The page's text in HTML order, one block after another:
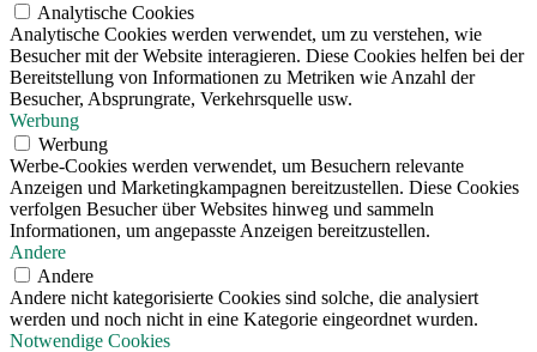
Analytische Cookies
Analytische Cookies werden verwendet, um zu verstehen, wie
Besucher mit der Website interagieren. Diese Cookies helfen bei der
Bereitstellung von Informationen zu Metriken wie Anzahl der
Besucher, Absprungrate, Verkehrsquelle usw.
Werbung
Werbung
Werbe-Cookies werden verwendet, um Besuchern relevante
Anzeigen und Marketingkampagnen bereitzustellen. Diese Cookies
verfolgen Besucher über Websites hinweg und sammeln
Informationen, um angepasste Anzeigen bereitzustellen.
Andere
Andere
Andere nicht kategorisierte Cookies sind solche, die analysiert
werden und noch nicht in eine Kategorie eingeordnet wurden.
Notwendige Cookies